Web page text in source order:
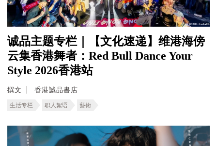
诚品主题专栏｜【文化速递】维港海傍
云集香港舞者：Red Bull Dance Your
Style 2026香港站
撰文 香港誠品書店
生活专栏 职人絮语 藝術